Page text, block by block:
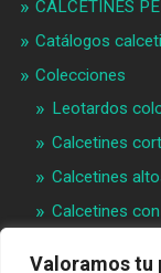
Valoramos tu
CALCETINES
Catálogos
Colecciones
Leotardos
Calcetines
Calcetines
Calcetines